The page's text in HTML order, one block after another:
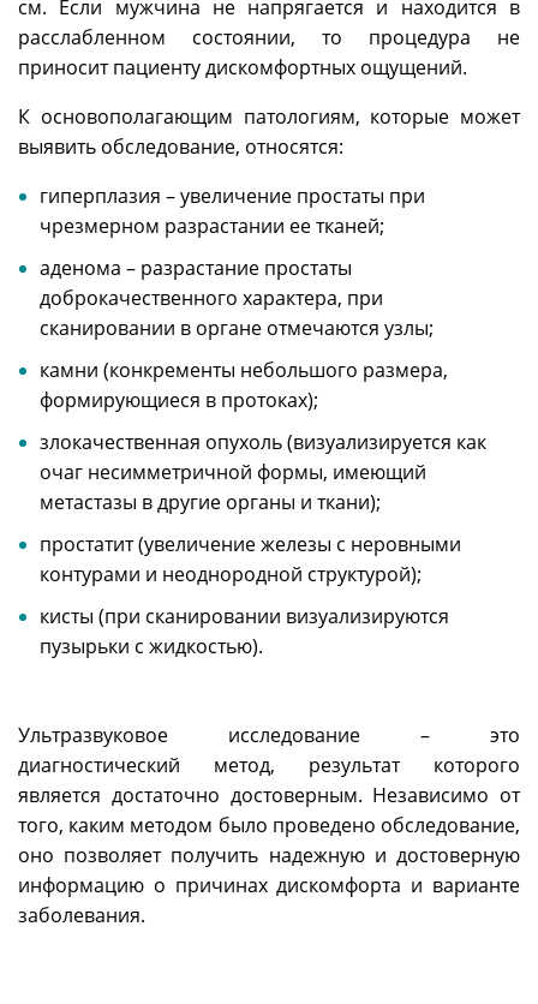
см. Если мужчина не напрягается и находится в
расслабленном состоянии, то процедура не
приносит пациенту дискомфортных ощущений.
К основополагающим патологиям, которые может
выявить обследование, относятся:
гиперплазия – увеличение простаты при
чрезмерном разрастании ее тканей;
аденома – разрастание простаты
доброкачественного характера, при
сканировании в органе отмечаются узлы;
камни (конкременты небольшого размера,
формирующиеся в протоках);
злокачественная опухоль (визуализируется как
очаг несимметричной формы, имеющий
метастазы в другие органы и ткани);
простатит (увеличение железы с неровными
контурами и неоднородной структурой);
кисты (при сканировании визуализируются
пузырьки с жидкостью).
Ультразвуковое исследование – это
диагностический метод, результат которого
является достаточно достоверным. Независимо от
того, каким методом было проведено обследование,
оно позволяет получить надежную и достоверную
информацию о причинах дискомфорта и варианте
заболевания.